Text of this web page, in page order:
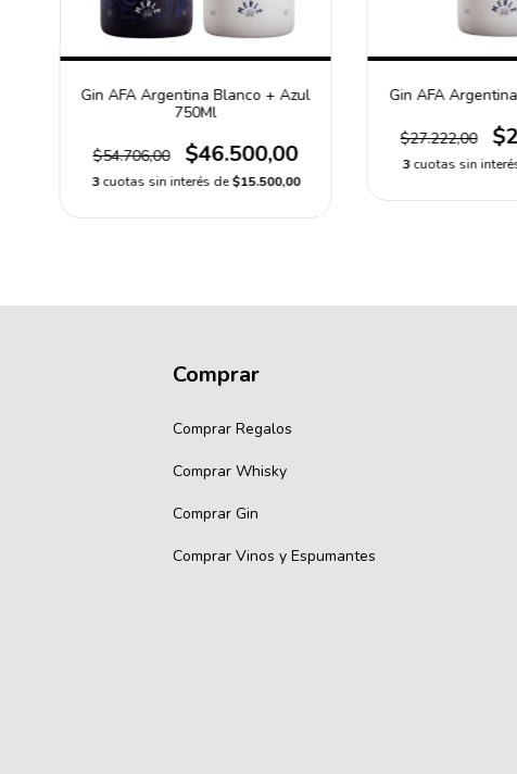
Gin AFA Argentina Blanco + Azul
750Ml
$54.706,00 $46.500,00
3 cuotas sin interés de$15.500,00
Gin AFA
$27.222,00
3 cuotas sin
Comprar
Comprar Regalos
Comprar Whisky
Comprar Gin
Comprar Vinos y Espumantes